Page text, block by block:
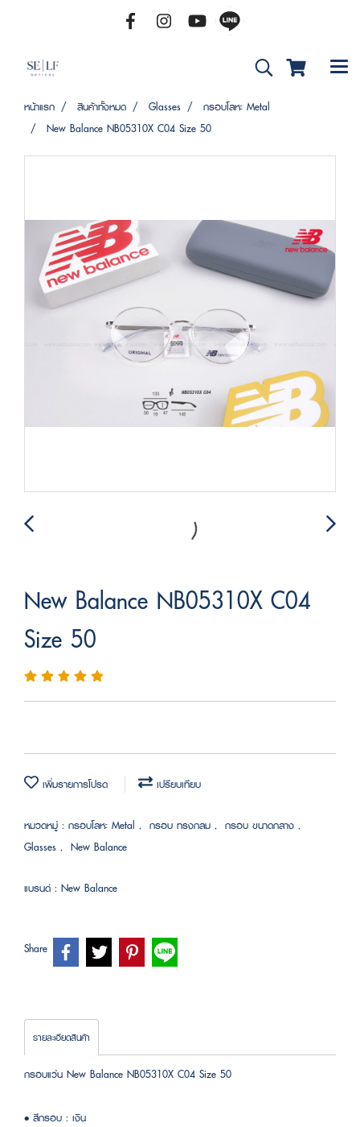
หน้าแรก สินค้าทั้งหมด Glasses
กรอบโลหะ Metal
New Balance NB05310X C04 Size 50
New Balance NB05310X C04
Size 50
เพิ่มรายการโปรด เปรียบเทียบ
หมวดหมู่ : กรอบโลหะ Metal , กรอบ ทรงกลม , กรอบ ขนาดกลาง ,
Glasses , New Balance
แบรนด์ : New Balance
Share
รายละเอียดสินค้า
กรอบแว่น New Balance NB05310X C04 Size 50
• สีกรอบ : เงิน